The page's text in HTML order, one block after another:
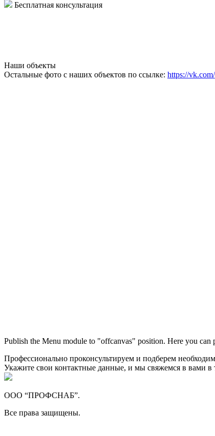
Бесплатная консультация
Наши объекты
Остальные фото с наших объектов по ссылке: https://
Publish the Menu module to "offcanvas" position. Here you can
Профессионально проконсультируем и подберем
Укажите свои контактные данные, и мы свяжемся в вами в
ООО “ПРОФСНАБ”.
Все права защищены.